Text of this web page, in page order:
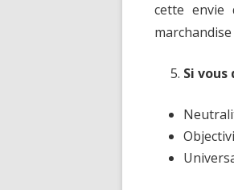
cette envie
Si